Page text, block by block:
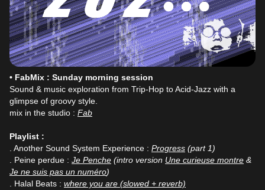
• FabMix : Sunday morning session
Sound & music exploration from Trip-Hop to Acid-Jazz with a
glimpse of groovy style.
mix in the studio : Fab
Playlist :
. Another Sound System Experience : Progress (part 1)
. Peine perdue : Je Penche (intro version Une curieuse montre &
Je ne suis pas un numéro)
. Halal Beats : where you are (slowed + reverb)